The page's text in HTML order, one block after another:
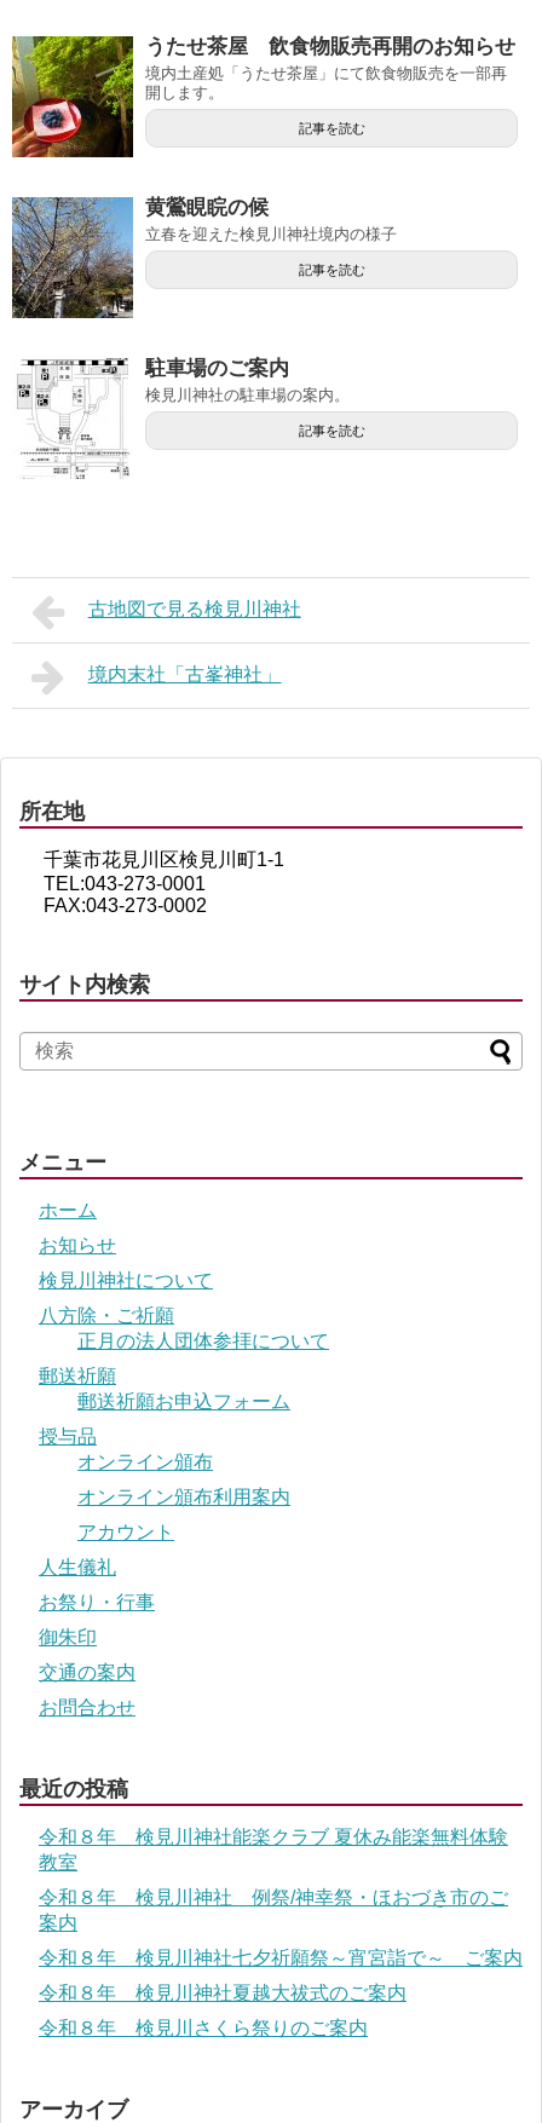
うたせ茶屋 飲食物販売再開のお知らせ
境内土産処「うたせ茶屋」にて飲食物販売を一部再
開します。
記事を読む
黄鶯睍睆の候
立春を迎えた検見川神社境内の様子
記事を読む
駐車場のご案内
検見川神社の駐車場の案内。
記事を読む
古地図で見る検見川神社
境内末社「古峯神社」
所在地
千葉市花見川区検見川町1-1
TEL:043-273-0001
FAX:043-273-0002
サイト内検索
メニュー
ホーム
お知らせ
検見川神社について
八方除・ご祈願
正月の法人団体参拝について
郵送祈願
郵送祈願お申込フォーム
授与品
オンライン頒布
オンライン頒布利用案内
アカウント
人生儀礼
お祭り・行事
御朱印
交通の案内
お問合わせ
最近の投稿
令和８年 検見川神社能楽クラブ 夏休み能楽無料体験
教室
令和８年 検見川神社 例祭/神幸祭・ほおづき市のご
案内
令和８年 検見川神社七夕祈願祭～宵宮詣で～ ご案内
令和８年 検見川神社夏越大祓式のご案内
令和８年 検見川さくら祭りのご案内
アーカイブ